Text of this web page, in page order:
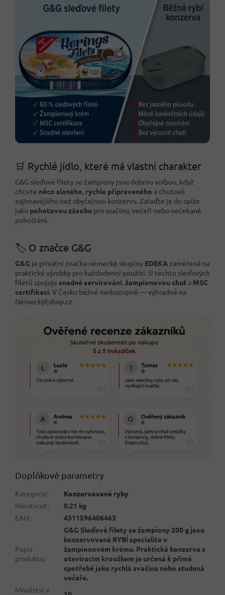
🛒 Rychlé jídlo, které má vlastní charakter
G&G sleďové filety se žampiony jsou dobrou volbou, když
chcete něco slaného, rychle připraveného a chuťově
zajímavějšího než obyčejnou konzervu. Zařaďte je do spíže
jako pohotovou zásobu pro svačinu, večeři nebo nečekané
pohoštění.
🏷️ O značce G&G
G&G je privátní značka německé skupiny EDEKA zaměřená na
praktické výrobky pro každodenní použití. U těchto sleďových
filetů spojuje snadné servírování,žampionovou chuť a MSC
certifikaci. V Česku běžně nedostupné — výhradně na
NěmeckýEshop.cz.
Doplňkové parametry
Kategorie:
Konzervované ryby
Hmotnost:
0.21 kg
EAN: 4311596406463
Popis
produktu:
G&G Sleďové filety se žampiony 200 g jsou
konzervovaná RYBÍ specialita v
žampionovém krému. Praktická konzerva s
otevíracím kroužkem je určená k přímé
spotřebě jako rychlá svačina nebo studená
večeře.
Množství v